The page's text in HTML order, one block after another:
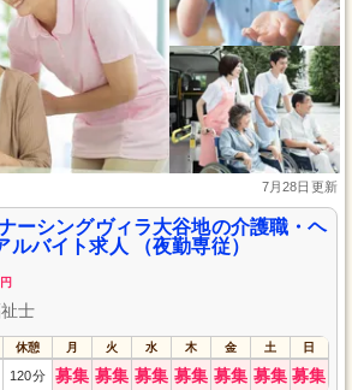
7月28日更新
ーシングヴィラ大谷地の介護職・ヘ
ルバイト求人 （夜勤専従）
円
士
休憩 月 火 水 木 金 土 日
120分 募集 募集 募集 募集 募集 募集 募集